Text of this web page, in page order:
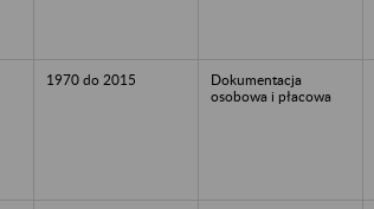
1970 do 2015
Dokumentacja
osobowa i płacowa